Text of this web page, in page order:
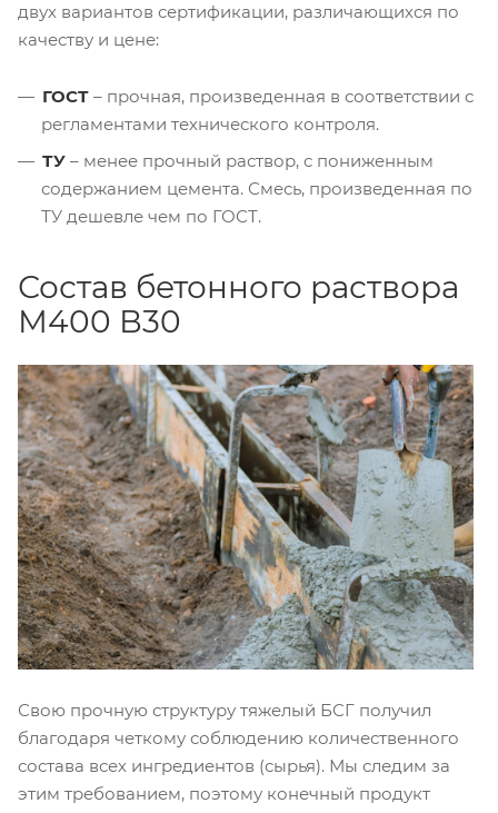
двух вариантов сертификации, различающихся по
качеству и цене:
ГОСТ – прочная, произведенная в соответствии с
регламентами технического контроля.
ТУ – менее прочный раствор, с пониженным
содержанием цемента. Смесь, произведенная по
ТУ дешевле чем по ГОСТ.
Состав бетонного раствора
М400 В30
Свою прочную структуру тяжелый БСГ получил
благодаря четкому соблюдению количественного
состава всех ингредиентов (сырья). Мы следим за
этим требованием, поэтому конечный продукт